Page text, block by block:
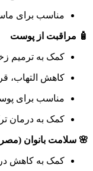
مناسب برای
🧴 مراقبت از پوست
کمک به ترمیم
کاهش التهاب،
مناسب برای
کمک به درمان
🌸 سلامت بانوان
کمک به کاهش